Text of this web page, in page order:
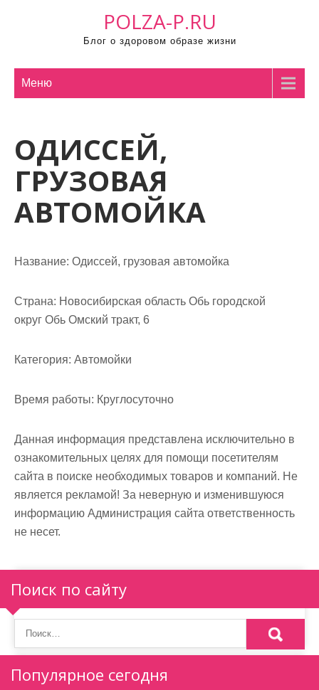
POLZA-P.RU
Блог о здоровом образе жизни
Меню
ОДИССЕЙ,
ГРУЗОВАЯ
АВТОМОЙКА
Название: Одиссей, грузовая автомойка
Страна: Новосибирская область Обь городской
округ Обь Омский тракт, 6
Категория: Автомойки
Время работы: Круглосуточно
Данная информация представлена исключительно в
ознакомительных целях для помощи посетителям
сайта в поиске необходимых товаров и компаний. Не
является рекламой! За неверную и изменившуюся
информацию Администрация сайта ответственность
не несет.
Поиск по сайту
Популярное сегодня